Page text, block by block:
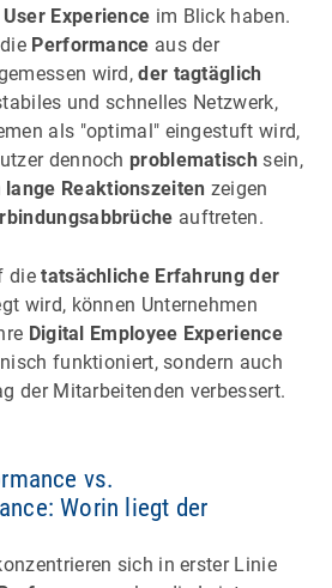
User Experience im Blick haben.
Performance aus der
wird,der tagtäglich
und schnelles Netzwerk,
als "optimal" eingestuft wird,
dennoch problematisch sein,
lange Reaktionszeiten zeigen
auftreten.
dietatsächliche Erfahrung der
wird, können Unternehmen
Digital Employee Experience
funktioniert, sondern auch
der Mitarbeitenden verbessert.
vs.
Worin liegt der
sich in erster Linie